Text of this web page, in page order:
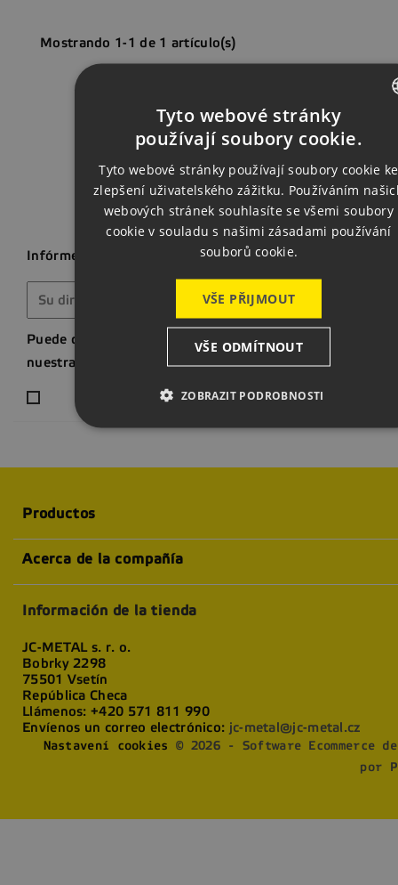
Mostrando 1-1 de 1 artículo(s)
Volver
Infórmese de nuestras últimas noticias y ofertas
Puede darse de baja en cualquier momento. Para ello,
nuestra información de contacto en el aviso legal.
Productos
Acerca de la compañía
Información de la tienda
JC-METAL s. r. o.
Bobrky 2298
75501 Vsetín
República Checa
Llámenos:+420 571 811 990
Envíenos un correo electrónico: jc-metal@jc-metal.cz
Nastavení cookies
© 2026 - Software Ecommerce
por
ENGLISH
GERMAN
Tyto webové stránky
používají soubory cookie.
Tyto webové stránky používají soubory cookie ke
zlepšení uživatelského zážitku. Používáním
webových stránek souhlasíte se všemi soubory
cookie v souladu s našimi zásadami používání
souborů cookie.
VŠE PŘIJMOUT
VŠE ODMÍTNOUT
ZOBRAZIT PODROBNOSTI